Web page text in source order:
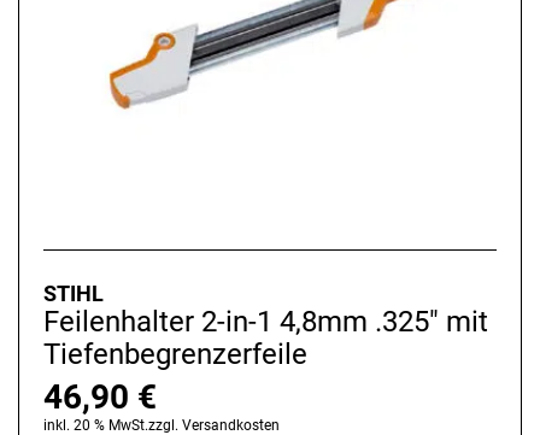
STIHL
Feilenhalter 2-in-1 4,8mm .325" mit
Tiefenbegrenzerfeile
46,90 €
inkl. 20 % MwSt.zzgl. Versandkosten